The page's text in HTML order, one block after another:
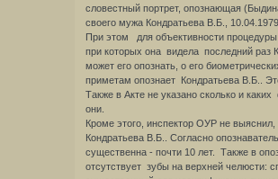
словестный портрет, опознающая
своего мужа Кондратьева В.Б.,
При этом для объективности
при которых она видела последний раз
может его опознать, о его
приметам опознает Кондратьева В.Б..
Также в Акте не указано сколько и
они.
Кроме этого, инспектор ОУР не
Кондратьева В.Б.. Согласно
существенна - почти 10 лет. Также в
отсутствует зубы на верхней челюсти: